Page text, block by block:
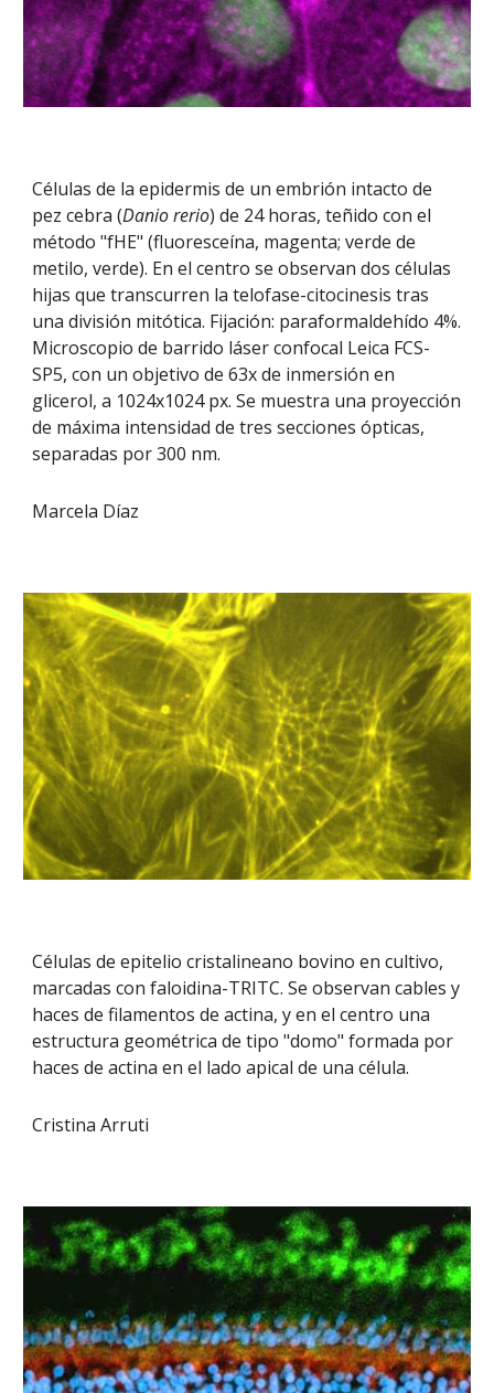
Células de la epidermis de un embrión intacto de
pez cebra (Danio rerio) de 24 horas, teñido con el
método "fHE" (fluoresceína, magenta; verde de
metilo, verde). En el centro se observan dos células
hijas que transcurren la telofase-citocinesis tras
una división mitótica. Fijación: paraformaldehído 4%.
Microscopio de barrido láser confocal Leica FCS-
SP5, con un objetivo de 63x de inmersión en
glicerol, a 1024x1024 px. Se muestra una proyección
de máxima intensidad de tres secciones ópticas,
separadas por 300 nm.
Marcela Díaz
Células de epitelio cristalineano bovino en cultivo,
marcadas con faloidina-TRITC. Se observan cables y
haces de filamentos de actina, y en el centro una
estructura geométrica de tipo "domo" formada por
haces de actina en el lado apical de una célula.
Cristina Arruti